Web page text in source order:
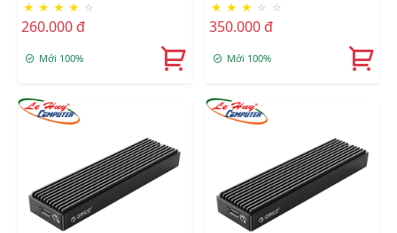
SSK SHE-C321
★ ★ ★ ★ ☆
260.000 đ
Mới 100%
Di Động SSK HE-C326
USB 3.1
★ ★ ★ ☆ ☆
350.000 đ
Mới 100%